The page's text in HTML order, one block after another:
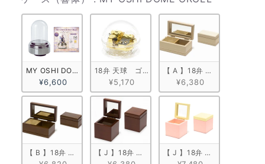
MY OSHI DOME ORGEL
¥6,600
18弁 天球　ゴールド
¥5,170
【 A 】18弁 白木箱角形
¥6,380
【 B 】18弁 塗装箱角形（小）【 J 】18弁 キューブボックス【 J 】18弁 キューブボック